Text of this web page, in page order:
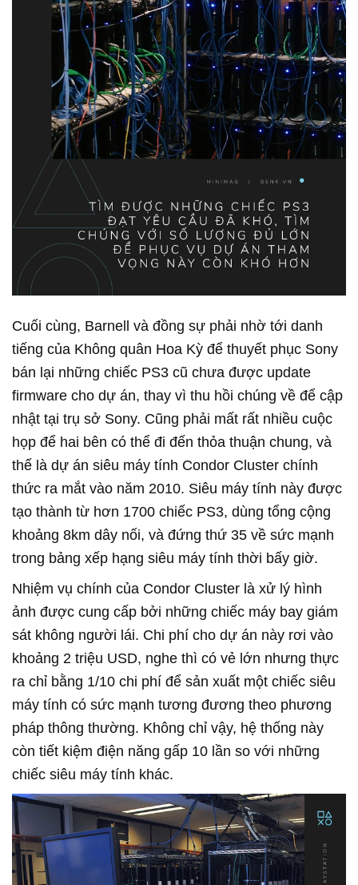
Cuối cùng, Barnell và đồng sự phải nhờ tới danh
tiếng của Không quân Hoa Kỳ để thuyết phục Sony
bán lại những chiếc PS3 cũ chưa được update
firmware cho dự án, thay vì thu hồi chúng về để cập
nhật tại trụ sở Sony. Cũng phải mất rất nhiều cuộc
họp để hai bên có thể đi đến thỏa thuận chung, và
thế là dự án siêu máy tính Condor Cluster chính
thức ra mắt vào năm 2010. Siêu máy tính này được
tạo thành từ hơn 1700 chiếc PS3, dùng tổng cộng
khoảng 8km dây nối, và đứng thứ 35 về sức mạnh
trong bảng xếp hạng siêu máy tính thời bấy giờ.
Nhiệm vụ chính của Condor Cluster là xử lý hình
ảnh được cung cấp bởi những chiếc máy bay giám
sát không người lái. Chi phí cho dự án này rơi vào
khoảng 2 triệu USD, nghe thì có vẻ lớn nhưng thực
ra chỉ bằng 1/10 chi phí để sản xuất một chiếc siêu
máy tính có sức mạnh tương đương theo phương
pháp thông thường. Không chỉ vậy, hệ thống này
còn tiết kiệm điện năng gấp 10 lần so với những
chiếc siêu máy tính khác.